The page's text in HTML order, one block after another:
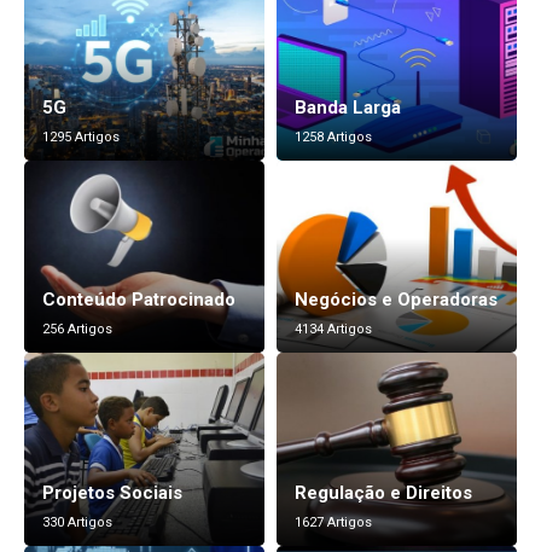
5G
1295 Artigos
Banda Larga
1258 Artigos
Conteúdo Patrocinado
256 Artigos
Negócios e Operadoras
4134 Artigos
Projetos Sociais
330 Artigos
Regulação e Direitos
1627 Artigos